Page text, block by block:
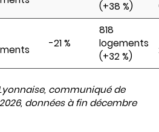
(+38 %)
-21 %
818
logements
(+32 %)
communiqué de
données à fin décembre